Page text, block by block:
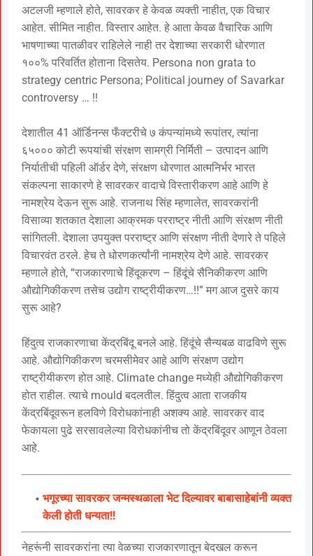
अटलजी म्हणाले होते, सावरकर हे केवळ व्यक्ती नाहीत, एक विचार
आहेत. सीमित नाहीत. विस्तार आहेत. हे आता केवळ वैचारिक आणि
भाषणाच्या पातळीवर राहिलेले नाही तर देशाच्या सरकारी धोरणात
१००% परिवर्तित होताना दिसतेय. Persona non grata to
strategy centric Persona; Political journey of Savarkar
controversy … !!
देशातील 41 ऑर्डिनन्स फँक्टरीचे ७ कंपन्यांमध्ये रूपांतर, त्यांना
६५००० कोटी रूपयांची संरक्षण सामग्री निर्मिती – उत्पादन आणि
निर्यातीची पहिली ऑर्डर देणे, संरक्षण धोरणात आत्मनिर्भर भारत
संकल्पना साकारणे हे सावरकर वादाचे विस्तारीकरण आहे आणि हे
नामश्रेय देऊन सुरू आहे. राजनाथ सिंह म्हणालेत, सावरकरांनी
विसाव्या शतकात देशाला आक्रमक परराष्ट्र नीती आणि संरक्षण नीती
सांगितली. देशाला उपयुक्त परराष्ट्र आणि संरक्षण नीती देणारे ते पहिले
विचारवंत ठरले. हेच ते धोरणकर्त्यांनी नामश्रेय देणे आहे. सावरकर
म्हणाले होते, “राजकारणाचे हिंदूकरण – हिंदूंचे सैनिकीकरण आणि
औद्योगिकीकरण तसेच उद्योग राष्ट्रीयीकरण…!!” मग आज दुसरे काय
सुरू आहे?
हिंदुत्व राजकारणाचा केंद्रबिंदू बनले आहे. हिंदूंचे सैन्यबळ वाढविणे सुरू
आहे. औद्योगिकीकरण चरमसीमेवर आहे आणि संरक्षण उद्योग
राष्ट्रीयीकरण होत आहे. Climate change मध्येही औद्योगिकीकरण
होत राहील. त्याचे mould बदलतील. हिंदुत्व आता राजकीय
केंद्रबिंदूवरून हलविणे विरोधकांनाही अशक्य आहे. सावरकर वाद
फेकायला पुढे सरसावलेल्या विरोधकांनीच तो केंद्रबिंदूवर आणून ठेवला
आहे.
भगूरच्या सावरकर जन्मस्थळाला भेट दिल्यावर बाबासाहेबांनी व्यक्त
केली होती धन्यता!!
नेहरूंनी सावरकरांना त्या वेळच्या राजकारणातून बेदखल करून